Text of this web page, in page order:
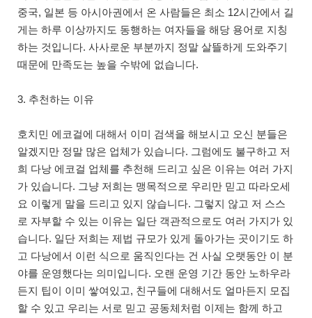
중국, 일본 등 아시아권에서 온 사람들은 최소 12시간에서 길
게는 하루 이상까지도 동행하는 여자들을 해당 용어로 지칭
하는 것입니다. 사사로운 부분까지 정말 살뜰하게 도와주기
때문에 만족도는 높을 수밖에 없습니다.
3. 추천하는 이유
호치민 에코걸에 대해서 이미 검색을 해보시고 오신 분들은
알겠지만 정말 많은 업체가 있습니다. 그럼에도 불구하고 저
희 다낭 에코걸 업체를 추천해 드리고 싶은 이유는 여러 가지
가 있습니다. 그냥 저희는 맹목적으로 우리만 믿고 따라오세
요 이렇게 말을 드리고 있지 않습니다. 그렇지 않고 저 스스
로 자부할 수 있는 이유는 일단 객관적으로도 여러 가지가 있
습니다. 일단 저희는 제법 규모가 있게 돌아가는 곳이기도 하
고 다낭에서 이런 식으로 움직인다는 건 사실 오랫동안 이 분
야를 운영했다는 의미입니다. 오랜 운영 기간 동안 노하우라
든지 팁이 이미 쌓여있고, 친구들에 대해서도 얼마든지 모집
할 수 있고 우리는 서로 믿고 공동체처럼 이제는 함께 하고